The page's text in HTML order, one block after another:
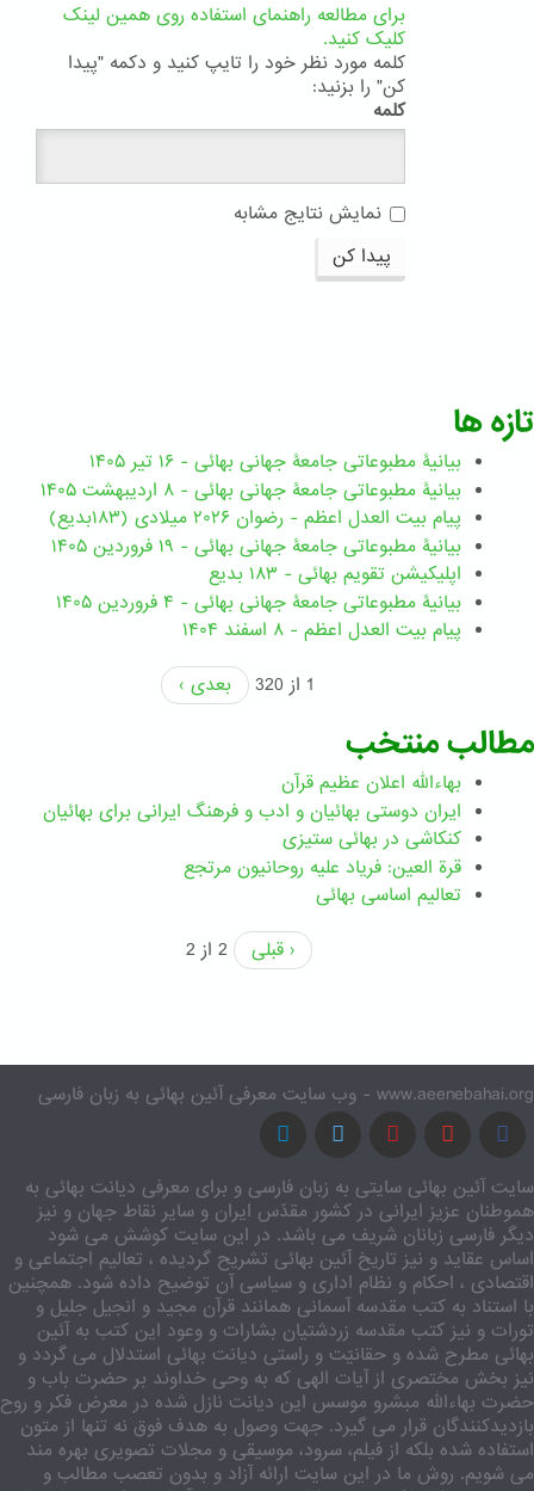
برای مطالعه راهنمای استفاده روی همین لینک
کلیک کنید.
کلمه مورد نظر خود را تایپ کنید و دکمه "پیدا
کن" را بزنید:
کلمه
نمایش نتایج مشابه
پیدا کن
تازه ها
بیانیۀ مطبوعاتی جامعۀ جهانی بهائی - ۱۶ تیر ۱۴۰۵
بیانیۀ مطبوعاتی جامعۀ جهانی بهائی - ۸ اردیبهشت ۱۴۰۵
پیام بیت العدل اعظم - رضوان ۲۰۲۶ میلادی (۱۸۳بدیع)
بیانیۀ مطبوعاتی جامعۀ جهانی بهائی - ۱۹ فروردین ۱۴۰۵
اپلیکیشن تقویم بهائی - ۱۸۳ بدیع
بیانیۀ مطبوعاتی جامعۀ جهانی بهائی - ۴ فروردین ۱۴۰۵
پیام بیت العدل اعظم - ۸ اسفند ۱۴۰۴
1 از 320
بعدی ›
مطالب منتخب
بهاءالله اعلان عظیم قرآن
ايران دوستی بهائيان و ادب و فرهنگ ايرانی برای بهائيان
کنکاشی در بهائی ستيزی
قرة العین: فریاد علیه روحانیون مرتجع
تعالیم اساسی بهائی
‹ قبلی
2 از 2
www.aeenebahai.org - وب سایت معرفی آئین بهائی به زبان فارسی
سایت آئین بهائی سایتی به زبان فارسی و برای معرفی دیانت بهائی به
هموطنان عزیز ایرانی در کشور مقدّس ایران و سایر نقاط جهان و نیز
دیگر فارسی زبانان شریف می باشد. در این سایت کوشش می شود
اساس عقاید و نیز تاریخ آئین بهائی تشریح گردیده ، تعالیم اجتماعی و
اقتصادی ، احکام و نظام اداری و سیاسی آن توضیح داده شود. همچنین
با استناد به کتب مقدسه آسمانی همانند قرآن مجید و انجیل جلیل و
تورات و نیز کتب مقدسه زردشتیان بشارات و وعود این کتب به آئین
بهائی مطرح شده و حقانیّت و راستی دیانت بهائی استدلال می گردد و
نیز بخش مختصری از آیات الهی که به وحی خداوند بر حضرت باب و
حضرت بهاءالله مبشرو موسس این دیانت نازل شده در معرض فکر و روح
بازدیدکنندگان قرار می گیرد. جهت وصول به هدف فوق نه تنها از متون
استفاده شده بلکه از فیلم، سرود، موسیقی و مجلات تصویری بهره مند
می شویم. روش ما در این سایت ارائه آزاد و بدون تعصب مطالب و